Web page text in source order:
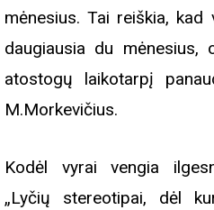
mėnesius. Tai reiškia,
daugiausia du mėnesius,
atostogų laikotarpį
M.Morkevičius.
Kodėl vyrai vengia
„Lyčių stereotipai, dėl